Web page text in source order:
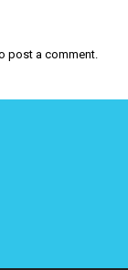
post a comment.